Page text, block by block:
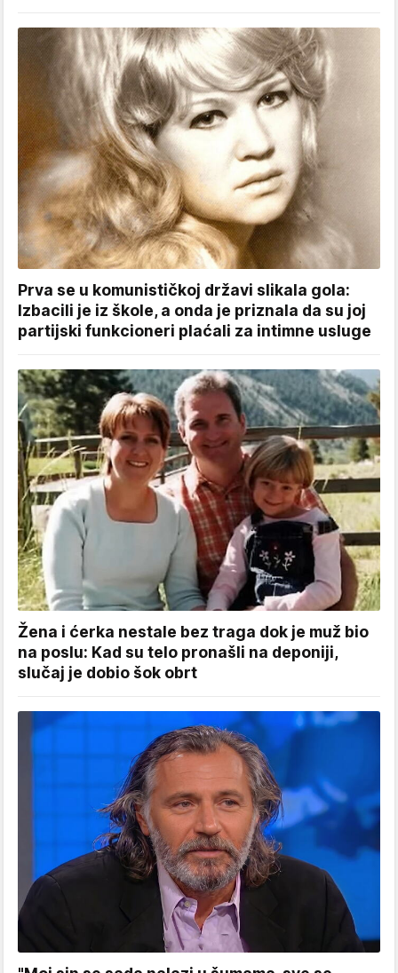
Prva se u komunističkoj državi slikala gola:
Izbacili je iz škole, a onda je priznala da su joj
partijski funkcioneri plaćali za intimne usluge
Žena i ćerka nestale bez traga dok je muž bio
na poslu: Kad su telo pronašli na deponiji,
slučaj je dobio šok obrt